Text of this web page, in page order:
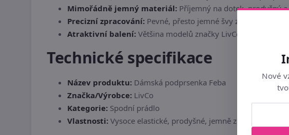
Mimořádně jemný materiál: Příjemný na dotek, prodyšný
Precizní zpracování: Pevné, přesto jemné švy zamezují
Atraktivní balení: Většina modelů značky LivCo je
Technické specifikace
Název produktu: Dámská podprsenka Feba
Značka/Výrobce: LivCo
Kategorie: Spodní prádlo
Vlastnosti: Vysoce elastické, prodyšné, jemně zpracované
Nové